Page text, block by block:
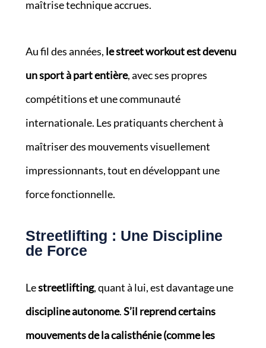
maîtrise technique accrues.
Au fil des années, le street workout est devenu
un sport à part entière, avec ses propres
compétitions et une communauté
internationale. Les pratiquants cherchent à
maîtriser des mouvements visuellement
impressionnants, tout en développant une
force fonctionnelle.
Streetlifting : Une Discipline
de Force
Lestreetlifting, quant à lui, est davantage une
discipline autonome.S’il reprend certains
mouvements de la calisthénie (comme les